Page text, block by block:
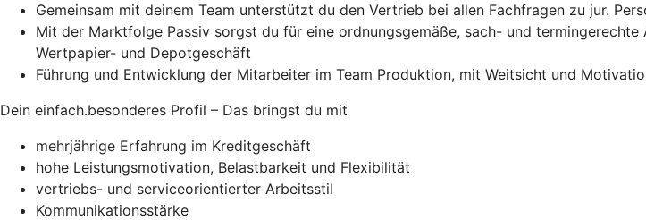
Gemeinsam mit deinem Team unterstützt du den Vertrieb bei allen Fachfragen zu jur.
Mit der Marktfolge Passiv sorgst du für eine ordnungsgemäße, sach- und
Wertpapier- und Depotgeschäft
Führung und Entwicklung der Mitarbeiter im Team Produktion, mit Weitsicht und
Dein einfach.besonderes Profil – Das bringst du mit
mehrjährige Erfahrung im Kreditgeschäft
hohe Leistungsmotivation, Belastbarkeit und Flexibilität
vertriebs- und serviceorientierter Arbeitsstil
Kommunikationsstärke